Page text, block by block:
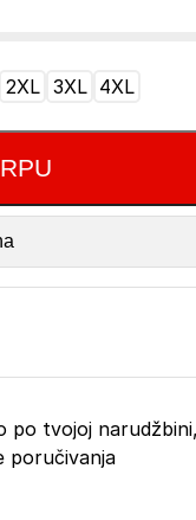
2XL 3XL 4XL
po tvojoj
poručivanja